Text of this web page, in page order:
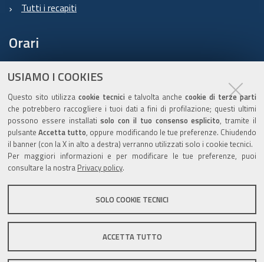
USIAMO I COOKIES
Questo sito utilizza cookie tecnici e talvolta anchecookie di terze parti
che potrebbero raccogliere i tuoi dati a fini di profilazione; questi ultimi
possono essere installatisolo con il tuo consenso esplicito, tramite il
pulsanteAccetta tutto, oppure modificando le tue preferenze. Chiudendo
il banner (con la X in alto a destra) verranno utilizzati solo i cookie tecnici.
Per maggiori informazioni e per modificare le tue preferenze, puoi
consultare la nostra Privacy policy.
SOLO COOKIE TECNICI
ACCETTA TUTTO
Tutti i recapiti
Orari
venerdì: 10.00 – 16.00
chiuso:sabato e durate le festività ebraiche
Trasparenza
Amministrazione trasparente
Privacy e cookie
Dichiarazione di accessibilità